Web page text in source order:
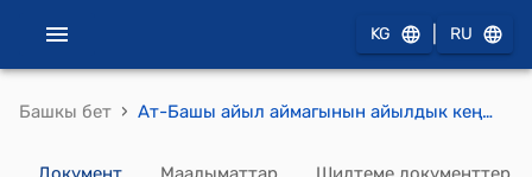
KG RU
Башкы бет › Ат-Башы айыл аймагынын айылдык кеңешинин 2025-жылдын 29-апрелиндеги № 7-3 "Ат-Башы айыл аймагындагы жайыт пайдалануучулардын 2025-жылга карата ички тартип эрежелерин бекитүү жөнүндө" Токтому